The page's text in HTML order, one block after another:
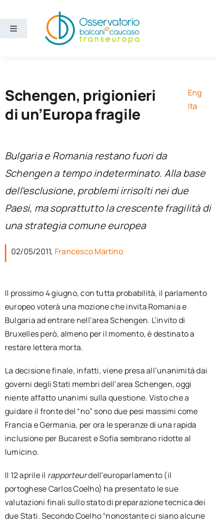
contenuto
Toggle
Ricerca e divulgazione
Sezioni
Chi siamo
Cerca
per:
Newsletter
Schengen, prigionieri
di un’Europa fragile
Eng
Ita
Bulgaria e Romania restano fuori da
Schengen a tempo indeterminato. Alla base
dell’esclusione, problemi irrisolti nei due
Paesi, ma soprattutto la crescente fragilità di
una strategia comune europea
02/05/2011, Francesco Martino
Il prossimo 4 giugno, con tutta probabilità, il parlamento
europeo voterà una mozione che invita Romania e
Bulgaria ad entrare nell’area Schengen. L’invito di
Bruxelles però, almeno per il momento, è destinato a
restare lettera morta.
La decisione finale, infatti, viene presa all’unanimità dai
governi degli Stati membri dell’area Schengen, oggi
niente affatto unanimi sulla questione. Visto che a
guidare il fronte del “no” sono due pesi massimi come
Francia e Germania, per ora le speranze di una rapida
inclusione per Bucarest e Sofia sembrano ridotte al
lumicino.
Il 12 aprile il rapporteurdell’europarlamento (il
portoghese Carlos Coelho) ha presentato le sue
valutazioni finali sullo stato di preparazione tecnica dei
due Stati. Secondo Coelho “nonostante ci siano alcune